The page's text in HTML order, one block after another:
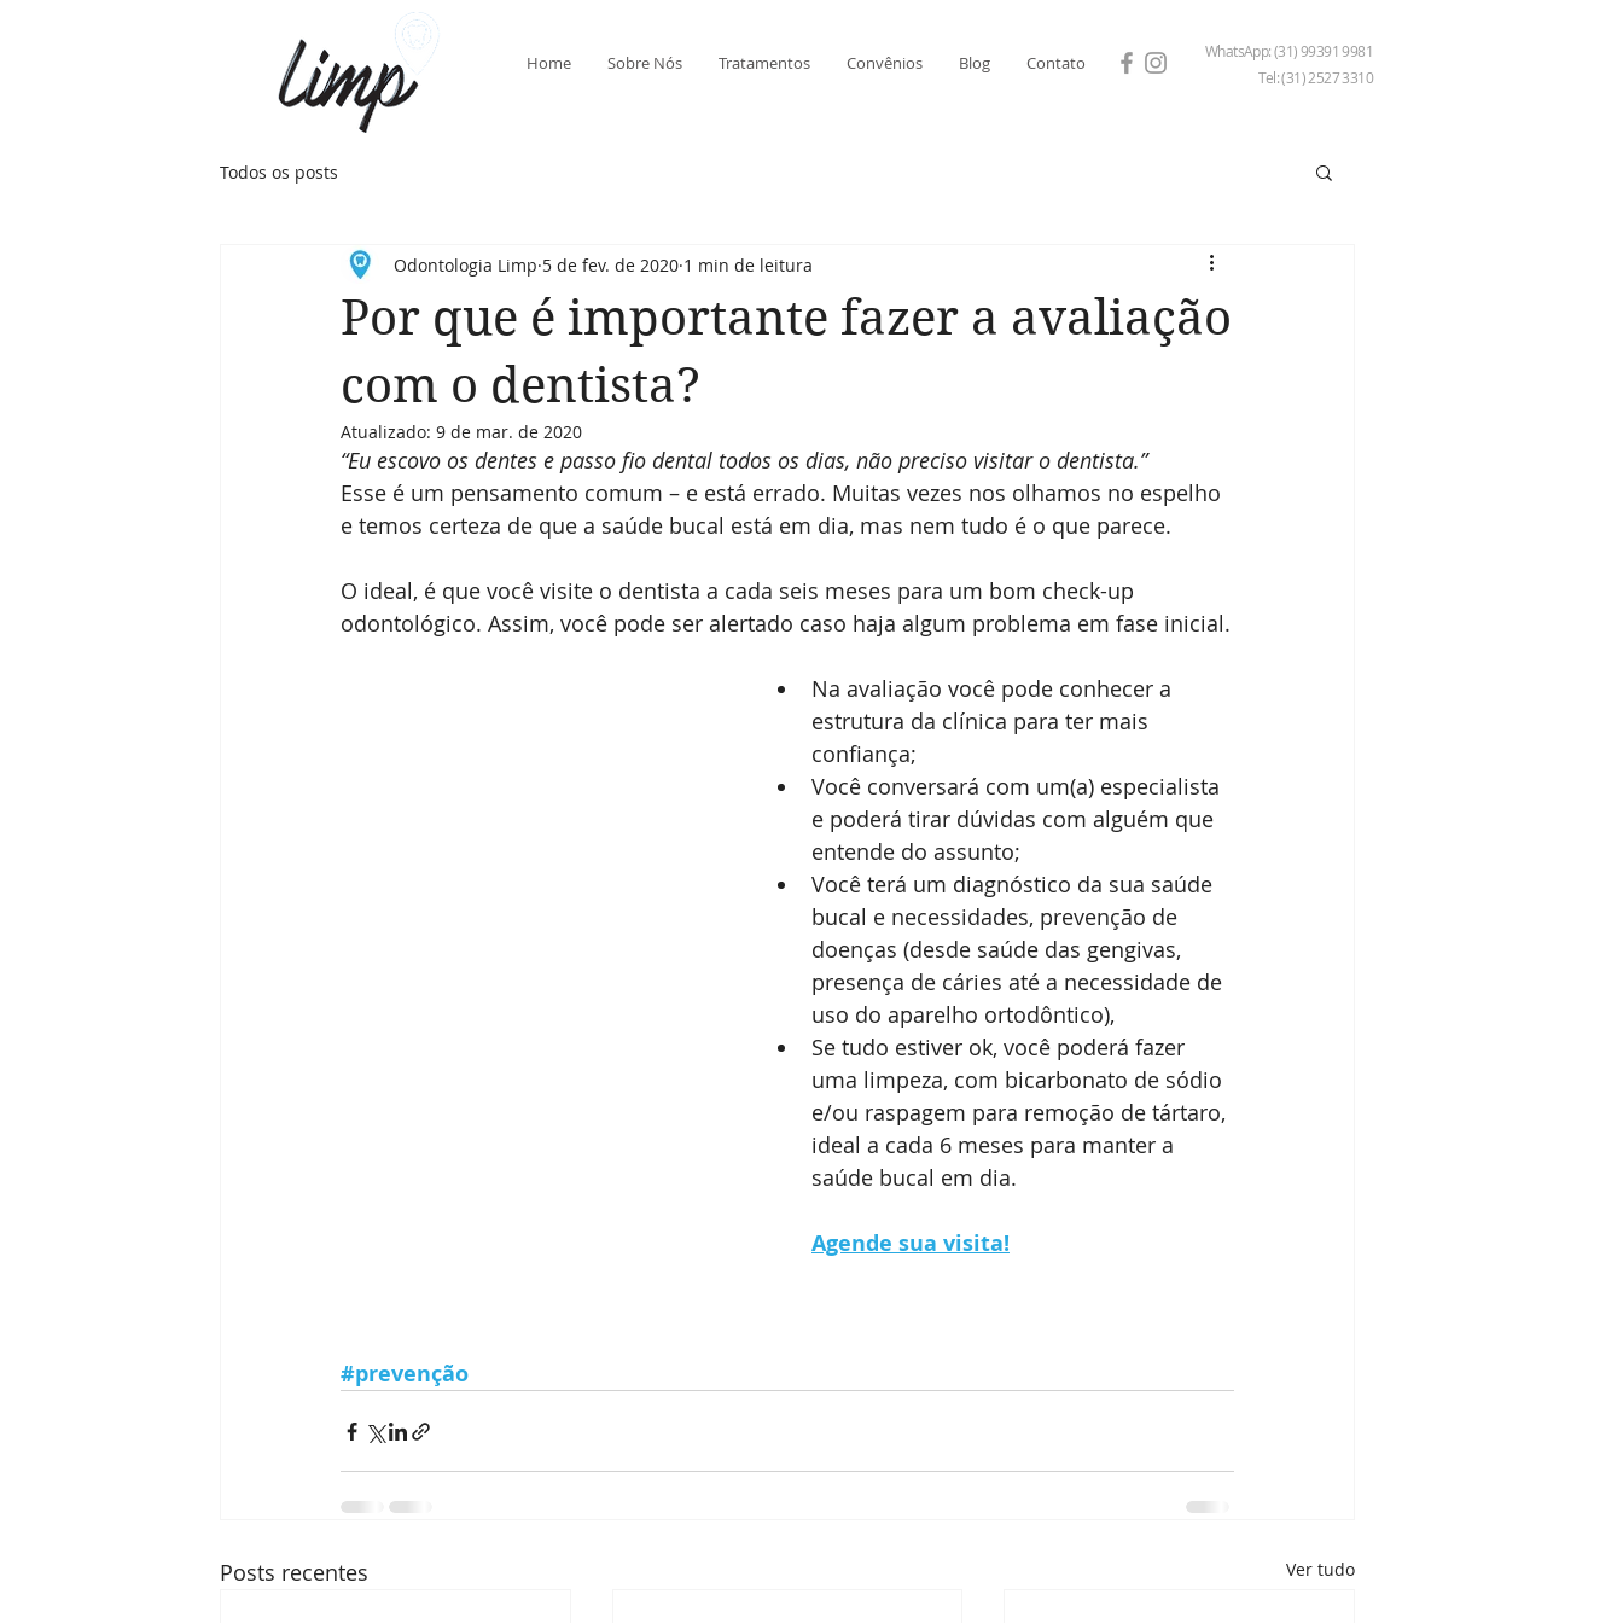
Home Sobre Nós Tratamentos Convênios Blog Contato
WhatsApp: (31) 99391 9981
Tel: (31) 2527 3310
Todos os posts
Por que é importante fazer a avaliação
com o dentista?
Odontologia Limp 5 de fev. de 2020 1 min de leitura
Atualizado: 9 de mar. de 2020
“Eu escovo os dentes e passo fio dental todos os dias, não preciso visitar o dentista.”
Esse é um pensamento comum – e está errado. Muitas vezes nos olhamos no espelho
e temos certeza de que a saúde bucal está em dia, mas nem tudo é o que parece.
O ideal, é que você visite o dentista a cada seis meses para um bom check-up
odontológico. Assim, você pode ser alertado caso haja algum problema em fase inicial.
Na avaliação você pode conhecer a
estrutura da clínica para ter mais
confiança;
Você conversará com um(a) especialista
e poderá tirar dúvidas com alguém que
entende do assunto;
Você terá um diagnóstico da sua saúde
bucal e necessidades, prevenção de
doenças (desde saúde das gengivas,
presença de cáries até a necessidade de
uso do aparelho ortodôntico),
Se tudo estiver ok, você poderá fazer
uma limpeza, com bicarbonato de sódio
e/ou raspagem para remoção de tártaro,
ideal a cada 6 meses para manter a
saúde bucal em dia.
Agende sua visita!
#prevenção
Posts recentes Ver tudo